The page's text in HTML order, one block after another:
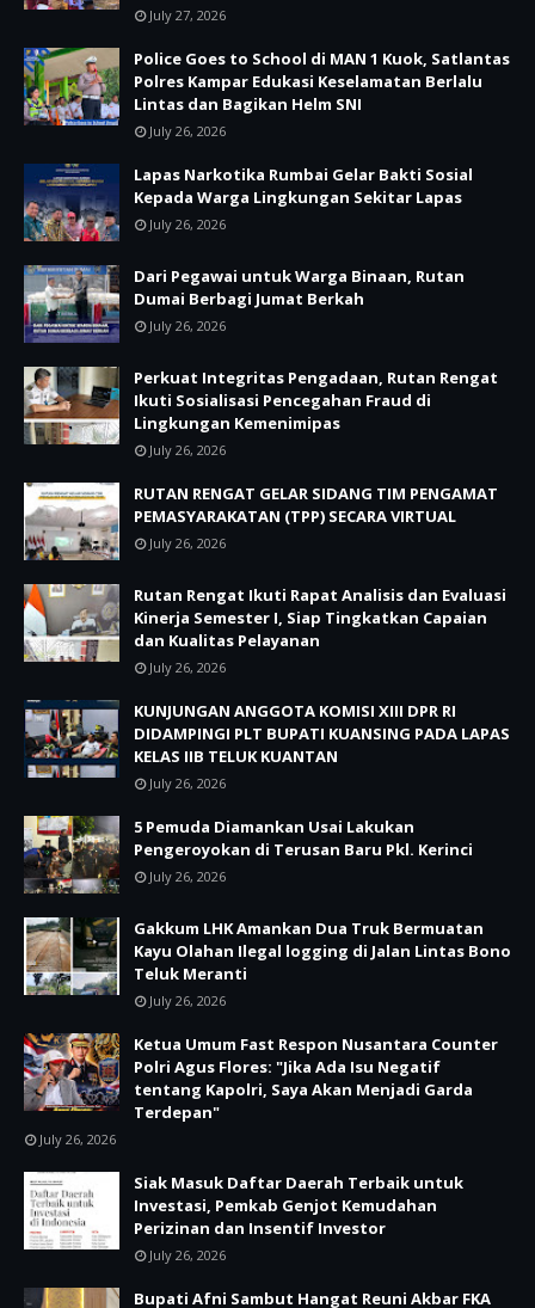
July 27, 2026
Police Goes to School di MAN 1 Kuok, Satlantas
Polres Kampar Edukasi Keselamatan Berlalu
Lintas dan Bagikan Helm SNI
July 26, 2026
Lapas Narkotika Rumbai Gelar Bakti Sosial
Kepada Warga Lingkungan Sekitar Lapas
July 26, 2026
Dari Pegawai untuk Warga Binaan, Rutan
Dumai Berbagi Jumat Berkah
July 26, 2026
Perkuat Integritas Pengadaan, Rutan Rengat
Ikuti Sosialisasi Pencegahan Fraud di
Lingkungan Kemenimipas
July 26, 2026
RUTAN RENGAT GELAR SIDANG TIM PENGAMAT
PEMASYARAKATAN (TPP) SECARA VIRTUAL
July 26, 2026
Rutan Rengat Ikuti Rapat Analisis dan Evaluasi
Kinerja Semester I, Siap Tingkatkan Capaian
dan Kualitas Pelayanan
July 26, 2026
KUNJUNGAN ANGGOTA KOMISI XIII DPR RI
DIDAMPINGI PLT BUPATI KUANSING PADA LAPAS
KELAS IIB TELUK KUANTAN
July 26, 2026
5 Pemuda Diamankan Usai Lakukan
Pengeroyokan di Terusan Baru Pkl. Kerinci
July 26, 2026
Gakkum LHK Amankan Dua Truk Bermuatan
Kayu Olahan Ilegal logging di Jalan Lintas Bono
Teluk Meranti
July 26, 2026
Ketua Umum Fast Respon Nusantara Counter
Polri Agus Flores: "Jika Ada Isu Negatif
tentang Kapolri, Saya Akan Menjadi Garda
Terdepan"
July 26, 2026
Siak Masuk Daftar Daerah Terbaik untuk
Investasi, Pemkab Genjot Kemudahan
Perizinan dan Insentif Investor
July 26, 2026
Bupati Afni Sambut Hangat Reuni Akbar FKA